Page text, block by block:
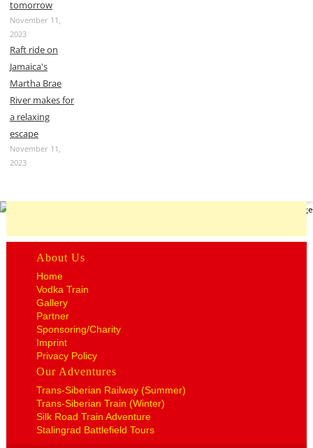
tomorrow
November 11,
2023
Raft ride on
Jamaica's
Martha Brae
River makes for
a relaxing
escape
November 11,
2023
About Us
Home
Vodka Train
Gallery
Partner
Sponsoring/Charity
Imprint
Privacy Policy
Our Adventures
Trans-Siberian Railway (Summer)
Trans-Siberian Train (Winter)
Silk Road Train Adventure
Stalingrad Battlefield Tours